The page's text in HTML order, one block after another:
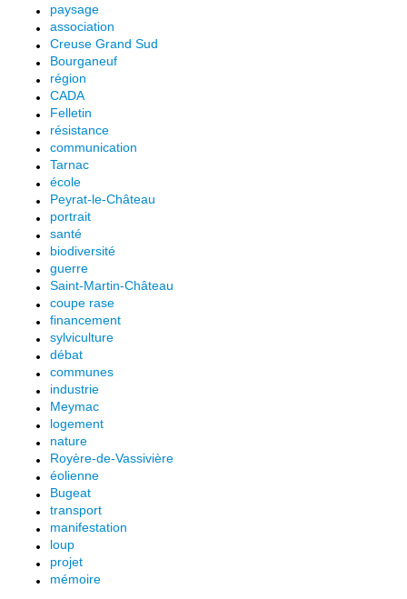
paysage
association
Creuse Grand Sud
Bourganeuf
région
CADA
Felletin
résistance
communication
Tarnac
école
Peyrat-le-Château
portrait
santé
biodiversité
guerre
Saint-Martin-Château
coupe rase
financement
sylviculture
débat
communes
industrie
Meymac
logement
nature
Royère-de-Vassivière
éolienne
Bugeat
transport
manifestation
loup
projet
mémoire